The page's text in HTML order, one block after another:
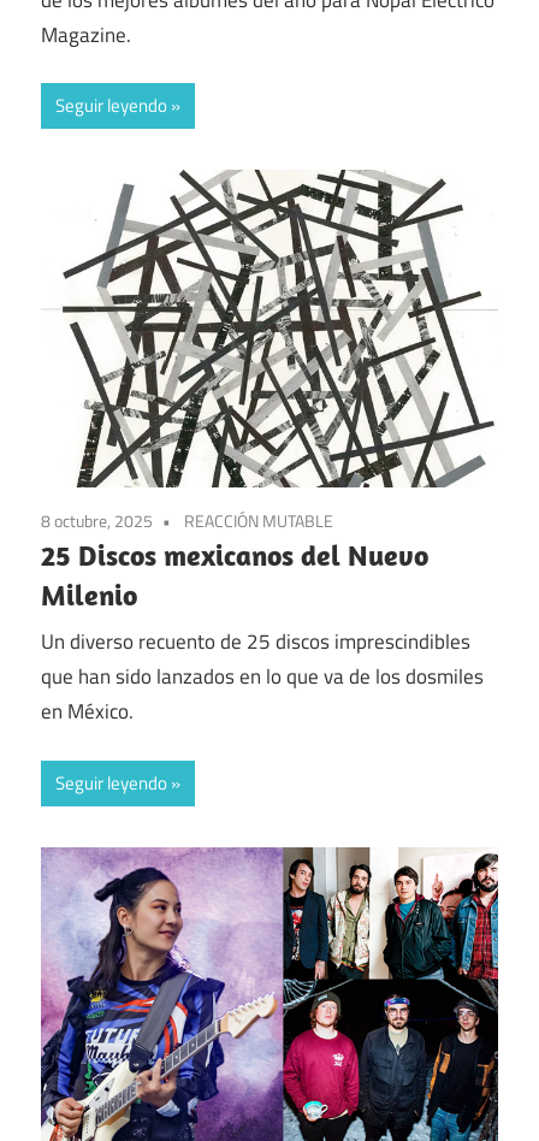
Magazine.
Seguir leyendo
8 octubre, 2025 REACCIÓN MUTABLE
25 Discos mexicanos del Nuevo
Milenio
Un diverso recuento de 25 discos imprescindibles
que han sido lanzados en lo que va de los dosmiles
en México.
Seguir leyendo